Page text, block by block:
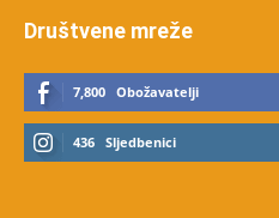
Društvene mreže
7,800 Obožavatelji
436 Sljedbenici